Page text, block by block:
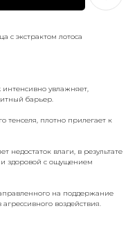
с экстрактом лотоса
увлажняет,
барьер.
тенселя, плотно прилегает к
недостаток влаги, в результате
здоровой с ощущением
на поддержание
воздействия.